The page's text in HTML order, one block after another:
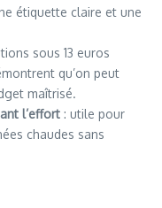
étiquette claire et une
sous 13 euros
qu’on peut
maîtrisé.
l’effort : utile pour
chaudes sans